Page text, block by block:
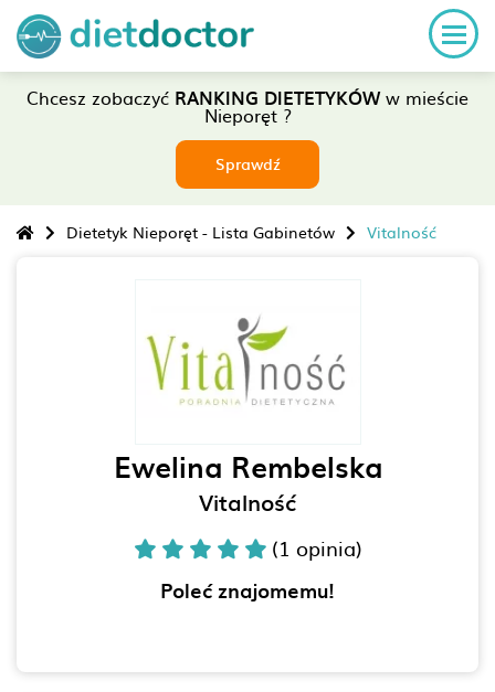
Chcesz zobaczyć RANKING DIETETYKÓWw mieście
Nieporęt ?
Sprawdź
Dietetyk Nieporęt - Lista Gabinetów Vitalność
Ewelina Rembelska
Vitalność
(1 opinia)
Poleć znajomemu!